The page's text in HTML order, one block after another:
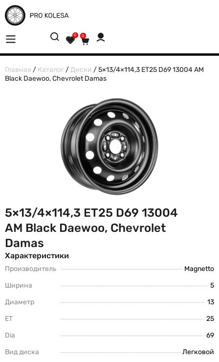
0 0
Главная / Каталог /Диски / 5×13/4×114,3 ET25 D69 13004 AM
Black Daewoo, Chevrolet Damas
5×13/4×114,3 ET25 D69 13004
AM Black Daewoo, Chevrolet
Damas
Характеристики
Производитель
Magnetto
Ширина
5
Диаметр
13
ET
25
Dia
69
Вид диска
Легковой